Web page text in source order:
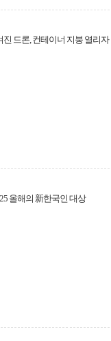
진 드론, 컨테이너 지붕 열리
올해의 新한국인 대상